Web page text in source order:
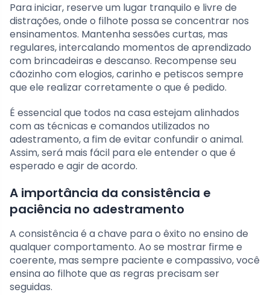
Para iniciar, reserve um lugar tranquilo e livre de
distrações, onde o filhote possa se concentrar nos
ensinamentos. Mantenha sessões curtas, mas
regulares, intercalando momentos de aprendizado
com brincadeiras e descanso. Recompense seu
cãozinho com elogios, carinho e petiscos sempre
que ele realizar corretamente o que é pedido.
É essencial que todos na casa estejam alinhados
com as técnicas e comandos utilizados no
adestramento, a fim de evitar confundir o animal.
Assim, será mais fácil para ele entender o que é
esperado e agir de acordo.
A importância da consistência e
paciência no adestramento
A consistência é a chave para o êxito no ensino de
qualquer comportamento. Ao se mostrar firme e
coerente, mas sempre paciente e compassivo, você
ensina ao filhote que as regras precisam ser
seguidas.